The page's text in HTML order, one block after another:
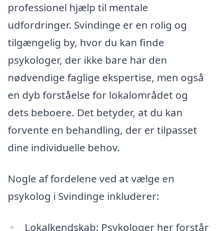
professionel hjælp til mentale
udfordringer. Svindinge er en rolig og
tilgængelig by, hvor du kan finde
psykologer, der ikke bare har den
nødvendige faglige ekspertise, men også
en dyb forståelse for lokalområdet og
dets beboere. Det betyder, at du kan
forvente en behandling, der er tilpasset
dine individuelle behov.
Nogle af fordelene ved at vælge en
psykolog i Svindinge inkluderer:
Lokalkendskab: Psykologer her forstår